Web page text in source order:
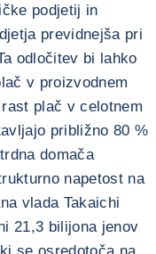
podjetij in
previdnejša pri
odločitev bi lahko
v proizvodnem
plač v celotnem
približno 80 %
domača
napetost na
vlada Takaichi
21,3 bilijona jenov